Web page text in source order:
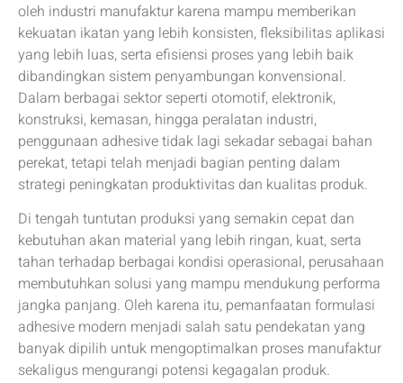
oleh industri manufaktur karena mampu memberikan
kekuatan ikatan yang lebih konsisten, fleksibilitas aplikasi
yang lebih luas, serta efisiensi proses yang lebih baik
dibandingkan sistem penyambungan konvensional.
Dalam berbagai sektor seperti otomotif, elektronik,
konstruksi, kemasan, hingga peralatan industri,
penggunaan adhesive tidak lagi sekadar sebagai bahan
perekat, tetapi telah menjadi bagian penting dalam
strategi peningkatan produktivitas dan kualitas produk.
Di tengah tuntutan produksi yang semakin cepat dan
kebutuhan akan material yang lebih ringan, kuat, serta
tahan terhadap berbagai kondisi operasional, perusahaan
membutuhkan solusi yang mampu mendukung performa
jangka panjang. Oleh karena itu, pemanfaatan formulasi
adhesive modern menjadi salah satu pendekatan yang
banyak dipilih untuk mengoptimalkan proses manufaktur
sekaligus mengurangi potensi kegagalan produk.